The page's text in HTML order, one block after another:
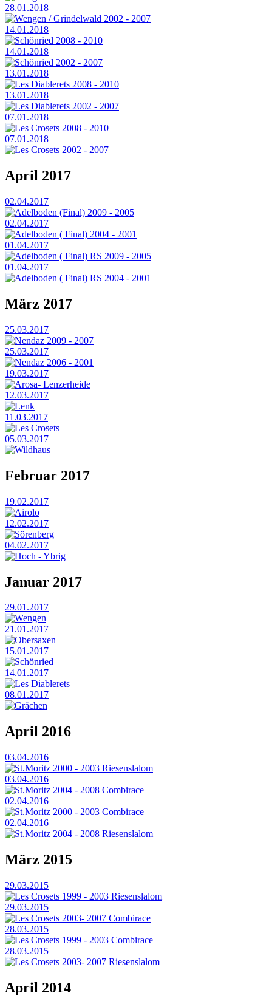
28.01.2018
Wengen / Grindelwald 2002 - 2007
14.01.2018
Schönried 2008 - 2010
14.01.2018
Schönried 2002 - 2007
13.01.2018
Les Diablerets 2008 - 2010
13.01.2018
Les Diablerets 2002 - 2007
07.01.2018
Les Crosets 2008 - 2010
07.01.2018
Les Crosets 2002 - 2007
April 2017
02.04.2017
Adelboden (Final) 2009 - 2005
02.04.2017
Adelboden ( Final) 2004 - 2001
01.04.2017
Adelboden ( Final) RS 2009 - 2005
01.04.2017
Adelboden ( Final) RS 2004 - 2001
März 2017
25.03.2017
Nendaz 2009 - 2007
25.03.2017
Nendaz 2006 - 2001
19.03.2017
Arosa- Lenzerheide
12.03.2017
Lenk
11.03.2017
Les Crosets
05.03.2017
Wildhaus
Februar 2017
19.02.2017
Airolo
12.02.2017
Sörenberg
04.02.2017
Hoch - Ybrig
Januar 2017
29.01.2017
Wengen
21.01.2017
Obersaxen
15.01.2017
Schönried
14.01.2017
Les Diablerets
08.01.2017
Grächen
April 2016
03.04.2016
St.Moritz 2000 - 2003 Riesenslalom
03.04.2016
St.Moritz 2004 - 2008 Combirace
02.04.2016
St.Moritz 2000 - 2003 Combirace
02.04.2016
St.Moritz 2004 - 2008 Riesenslalom
März 2015
29.03.2015
Les Crosets 1999 - 2003 Riesenslalom
29.03.2015
Les Crosets 2003- 2007 Combirace
28.03.2015
Les Crosets 1999 - 2003 Combirace
28.03.2015
Les Crosets 2003- 2007 Riesenslalom
April 2014